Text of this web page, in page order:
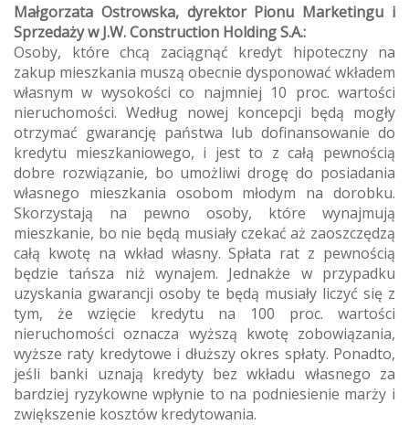
Małgorzata Ostrowska, dyrektor Pionu Marketingu i
Sprzedaży w J.W. Construction Holding S.A.:
Osoby, które chcą zaciągnąć kredyt hipoteczny na
zakup mieszkania muszą obecnie dysponować wkładem
własnym w wysokości co najmniej 10 proc. wartości
nieruchomości. Według nowej koncepcji będą mogły
otrzymać gwarancję państwa lub dofinansowanie do
kredytu mieszkaniowego, i jest to z całą pewnością
dobre rozwiązanie, bo umożliwi drogę do posiadania
własnego mieszkania osobom młodym na dorobku.
Skorzystają na pewno osoby, które wynajmują
mieszkanie, bo nie będą musiały czekać aż zaoszczędzą
całą kwotę na wkład własny. Spłata rat z pewnością
będzie tańsza niż wynajem. Jednakże w przypadku
uzyskania gwarancji osoby te będą musiały liczyć się z
tym, że wzięcie kredytu na 100 proc. wartości
nieruchomości oznacza wyższą kwotę zobowiązania,
wyższe raty kredytowe i dłuższy okres spłaty. Ponadto,
jeśli banki uznają kredyty bez wkładu własnego za
bardziej ryzykowne wpłynie to na podniesienie marży i
zwiększenie kosztów kredytowania.